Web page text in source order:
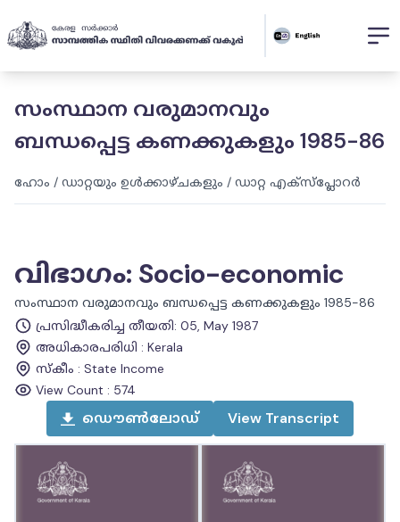
സംസ്ഥാന വരുമാനവും
ബന്ധപ്പെട്ട കണക്കുകളും 1985-86
ഹോം / ഡാറ്റയും ഉൾക്കാഴ്ചകളും / ഡാറ്റ എക്സ്പ്ലോറർ
വിഭാഗം: Socio-economic
സംസ്ഥാന വരുമാനവും ബന്ധപ്പെട്ട കണക്കുകളും 1985-86
പ്രസിദ്ധീകരിച്ച തീയതി: 05, May 1987
അധികാരപരിധി : Kerala
സ്കീം : State Income
View Count : 574
ഡൌൺലോഡ് View Transcript